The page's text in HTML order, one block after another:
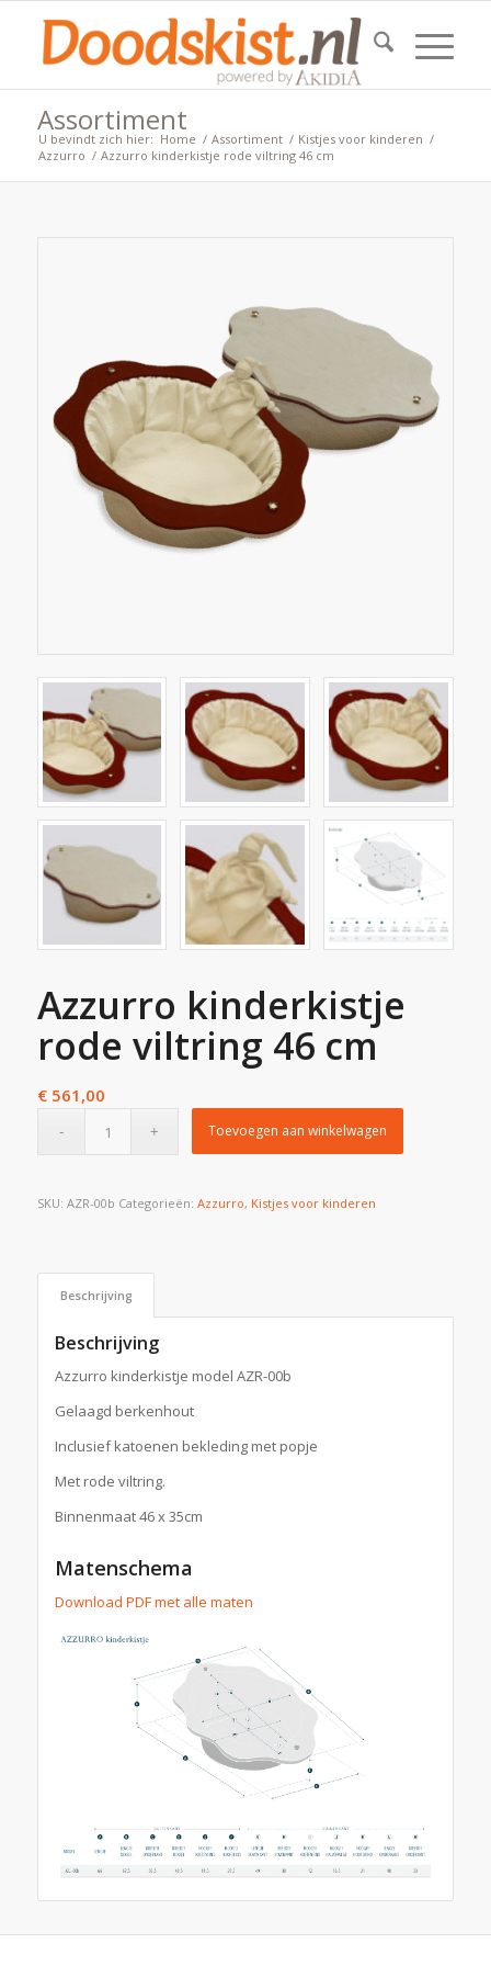
Assortiment
U bevindt zich hier: Home / Assortiment / Kistjes voor kinderen /
Azzurro / Azzurro kinderkistje rode viltring 46 cm
Azzurro kinderkistje
rode viltring 46 cm
€561,00
Toevoegen aan winkelwagen
SKU: AZR-00b Categorieën: Azzurro, Kistjes voor kinderen
Beschrijving
Beschrijving
Azzurro kinderkistje model AZR-00b
Gelaagd berkenhout
Inclusief katoenen bekleding met popje
Met rode viltring.
Binnenmaat 46 x 35cm
Matenschema
Download PDF met alle maten